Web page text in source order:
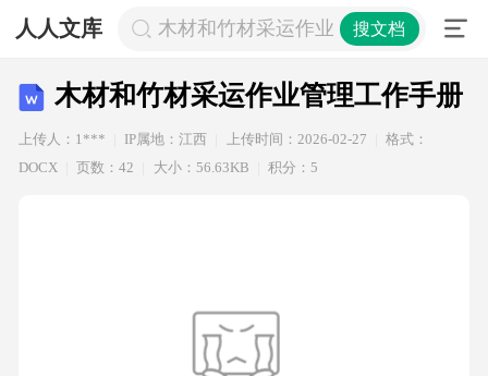
人人文库 木材和竹材采运作业管理工作手册
搜文档
木材和竹材采运作业管理工作手册
上传人：1*** IP属地：江西 上传时间：2026-02-27
格式：
DOCX
页数：42 大小：56.63KB 积分：5